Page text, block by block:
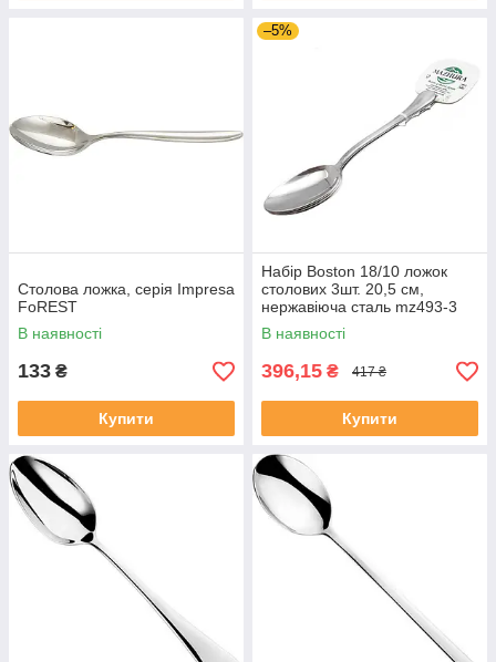
Столова ложка, серія Impresa
FoREST
В наявності
133 ₴
Купити
–5%
Набір Boston 18/10 ложок
столових 3шт. 20,5 см,
нержавіюча сталь mz493-3
MAZHURA
В наявності
396,15 ₴ 417 ₴
Купити